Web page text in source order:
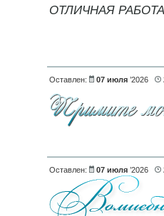
ОТЛИЧНАЯ
Оставлен: 07 июля’2026
Оставлен: 07 июля’2026